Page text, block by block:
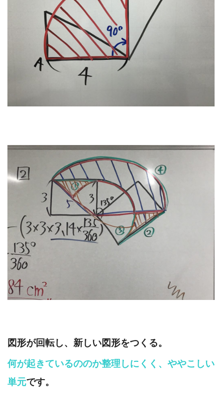
図形が回転し、新しい図形をつくる。
何が起きているののか整理しにくく、ややこしい
単元です。